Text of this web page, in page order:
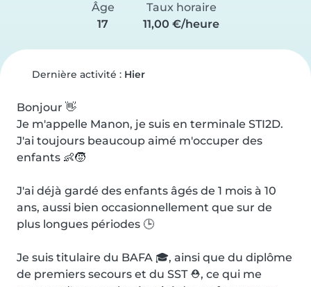
Âge
17
Taux horaire
11,00 €/heure
Dernière activité : Hier
Bonjour 👋
Je m'appelle Manon, je suis en terminale STI2D.
J'ai toujours beaucoup aimé m'occuper des
enfants 👶🧒
J'ai déjà gardé des enfants âgés de 1 mois à 10
ans, aussi bien occasionnellement que sur de
plus longues périodes 🕒
Je suis titulaire du BAFA 🎓, ainsi que du diplôme
de premiers secours et du SST ⛑️, ce qui me